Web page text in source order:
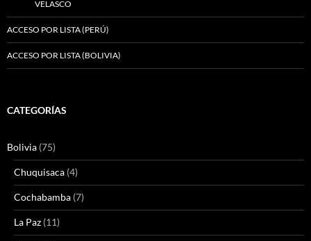
VELASCO
ACCESO POR LISTA (PERÚ)
ACCESO POR LISTA (BOLIVIA)
CATEGORÍAS
Bolivia (75)
Chuquisaca (4)
Cochabamba (7)
La Paz (11)